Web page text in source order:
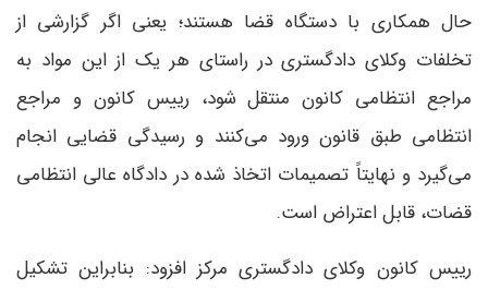
حال همکاری با دستگاه قضا هستند؛ یعنی اگر گزارشی از
تخلفات وکلای دادگستری در راستای هر یک از این مواد به
مراجع انتظامی کانون منتقل شود، رییس کانون و مراجع
انتظامی طبق قانون ورود می‌کنند و رسیدگی قضایی انجام
می‌گیرد و نهایتاً تصمیمات اتخاذ شده در دادگاه عالی انتظامی
قضات، قابل اعتراض است.
رییس کانون وکلای دادگستری مرکز افزود: بنابراین تشکیل